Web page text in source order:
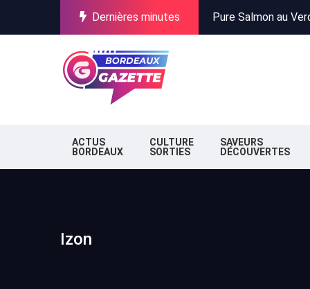
Dernières minutes
Pure Salmon au
Incendies en
ACTUS
BORDEAUX
CULTURE
SORTIES
SAVEURS
DÉCOUVERTES
Izon